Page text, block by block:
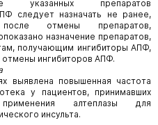
указанных препаратов
следует назначать не ранее,
отмены препаратов,
назначение препаратов,
получающим ингибиторы АПФ,
отмены ингибиторов АПФ.
выявлена повышенная частота
у пациентов, принимавших
алтеплазы для
инсульта.